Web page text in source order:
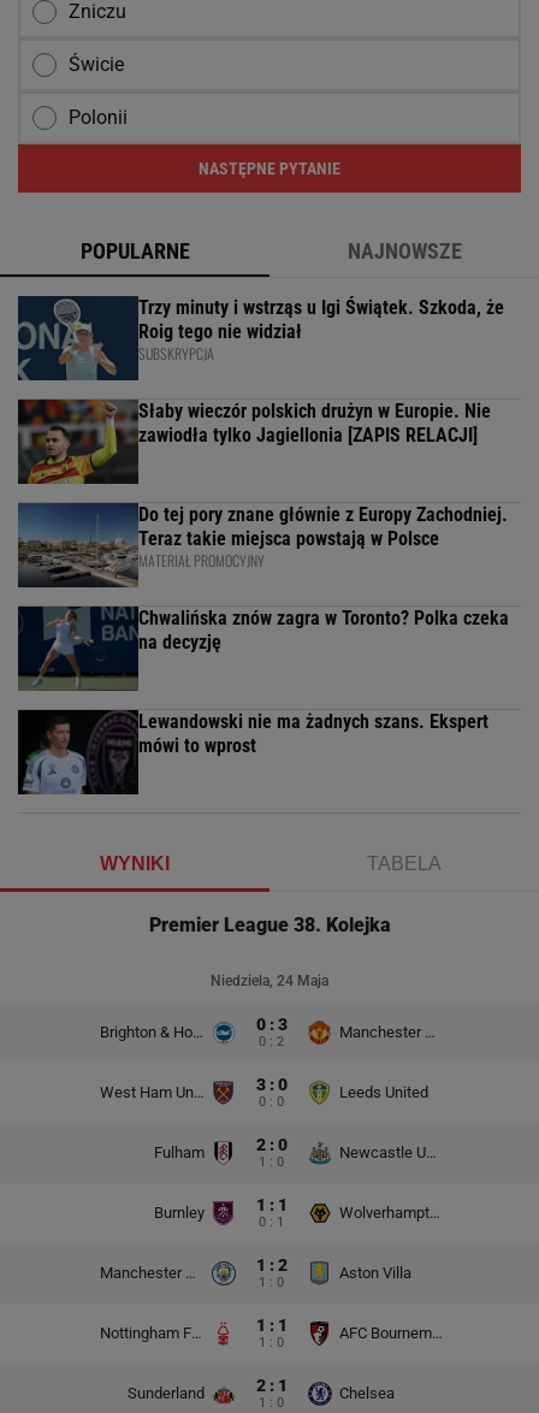
Zniczu
Świcie
Polonii
NASTĘPNE PYTANIE
POPULARNE NAJNOWSZE
Trzy minuty i wstrząs u Igi Świątek. Szkoda, że
Roig tego nie widział
SUBSKRYPCJA
Słaby wieczór polskich drużyn w Europie. Nie
zawiodła tylko Jagiellonia [ZAPIS RELACJI]
Do tej pory znane głównie z Europy Zachodniej.
Teraz takie miejsca powstają w Polsce
MATERIAŁ PROMOCYJNY
Chwalińska znów zagra w Toronto? Polka czeka
na decyzję
Lewandowski nie ma żadnych szans. Ekspert
mówi to wprost
WYNIKI TABELA
Premier League 38. Kolejka
Niedziela, 24 Maja
Brighton & Hove Albion 0 : 3
0 : 2
Manchester United
West Ham United 3 : 0
0 : 0
Leeds United
Fulham 2 : 0
1 : 0
Newcastle United
Burnley 1 : 1
0 : 1
Wolverhampton Wanderers
Manchester City 1 : 2
1 : 0
Aston Villa
Nottingham Forest 1 : 1
1 : 0
AFC Bournemouth
Sunderland 2 : 1
1 : 0
Chelsea